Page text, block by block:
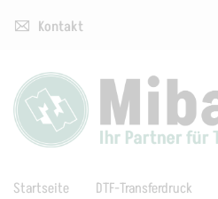
Kontakt
Startseite DTF-Transferdruck